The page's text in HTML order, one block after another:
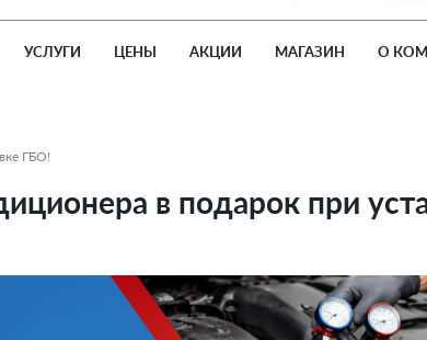
УСЛУГИ ЦЕНЫ АКЦИИ МАГАЗИН О
ГБО!
в подарок при